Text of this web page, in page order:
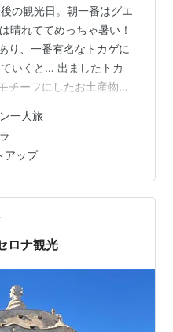
の観光日。朝一番はグエ
晴れててめっちゃ暑い！
り、一番有名なトカゲに
いくと… 出ましたトカ
チーフにしたお土産物を
観光客がほぼ100％立ち
がわさわさいる。トカゲ
高いところから撮影しよ
たりする輩が後をたたな
ばにいて、何かまずいこ
仕方ない。…
一人旅
アップ
ロナ観光